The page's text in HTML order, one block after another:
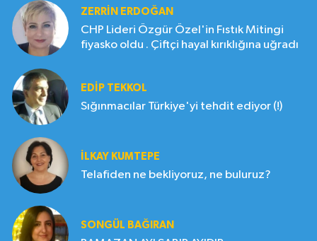
ZERRIN ERDOĞAN
CHP Lideri Özgür Özel'in Fıstık Mitingi
fiyasko oldu . Çiftçi hayal kırıklığına uğradı
EDIP TEKKOL
Sığınmacılar Türkiye'yi tehdit ediyor (!)
İLKAY KUMTEPE
Telafiden ne bekliyoruz, ne buluruz?
SONGÜL BAĞIRAN